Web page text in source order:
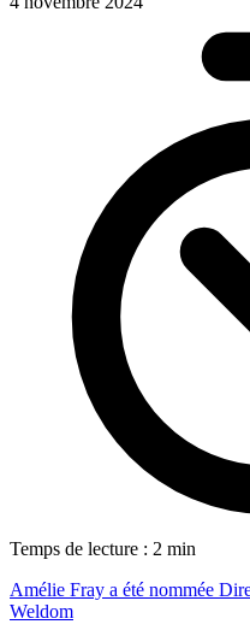
Temps de lecture : 2 min
Amélie Fray a été nommée
Weldom